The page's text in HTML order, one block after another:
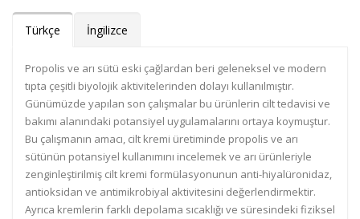
Türkçe İngilizce
Propolis ve arı sütü eski çağlardan beri geleneksel ve modern
tıpta çeşitli biyolojik aktivitelerinden dolayı kullanılmıştır.
Günümüzde yapılan son çalışmalar bu ürünlerin cilt tedavisi ve
bakımı alanındaki potansiyel uygulamalarını ortaya koymuştur.
Bu çalışmanın amacı, cilt kremi üretiminde propolis ve arı
sütünün potansiyel kullanımını incelemek ve arı ürünleriyle
zenginleştirilmiş cilt kremi formülasyonunun anti-hiyalüronidaz,
antioksidan ve antimikrobiyal aktivitesini değerlendirmektir.
Ayrıca kremlerin farklı depolama sıcaklığı ve süresindeki fiziksel